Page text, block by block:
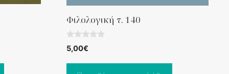
Φιλολογική τ. 140
0
o
5,00€